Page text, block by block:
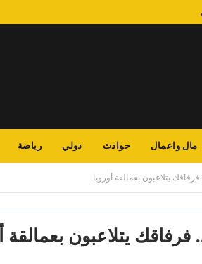
مال واعمال حوادث دولي رياضة
يتلاعبون بعمالقة أوروبا
فرفاقك يتلاعبون بعمالقة